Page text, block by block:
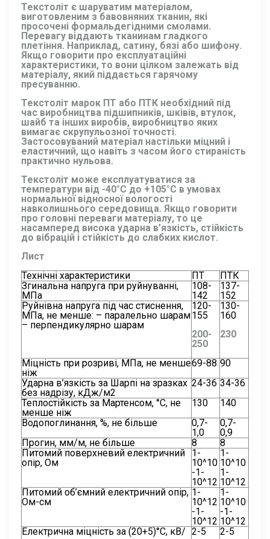
Текстоліт є шаруватим матеріалом,
виготовленим з бавовняних тканин, які
просочені формальдегідними смолами.
Перевагу віддають тканинам гладкого
плетіння. Наприклад, сатину, бязі або шифону.
Якщо говорити про експлуатаційні
характеристики, то вони цілком залежать від
матеріалу, який піддається гарячому
пресуванню.
Текстоліт марок ПТ або ПТК необхідний під
час виробництва підшипників, шківів, втулок,
шайб та інших виробів, виробництво яких
вимагає скрупульозної точності.
Застосовуваний матеріал настільки міцний і
еластичний, що навіть з часом його стираність
практично нульова.
Текстоліт може експлуатуватися за
температури від -40°С до +105°С в умовах
нормальної відносної вологості
навколишнього середовища. Якщо говорити
про головні переваги матеріалу, то це
насамперед висока ударна в’язкість, стійкість
до вібрацій і стійкість до слабких кислот.
Лист
Технічні характеристики
ПТ
ПТК
Згинальна напруга при руйнуванні,
МПа
108-
142
137-
152
Руйнівна напруга під час стиснення,
МПа, не менше: – паралельно шарам
– перпендикулярно шарам
120-
155
200-
250
130-
160
230
Міцність при розриві, МПа, не менше
ніж
69-88 90
Ударна в’язкість за Шарпі на зразках
без надрізу, кДж/м2
24-36 34-36
Теплостійкість за Мартенсом, °С, не
менше ніж
130
140
Водопоглинання, %, не більше
0,7-
1,0
0,7-
0,9
Прогин, мм/м, не більше
8
8
Питомий поверхневий електричний
опір, Ом
1-
10^10
-1-
10^12
1-
10^10
1-
10^12
Питомий об’ємний електричний опір,
Ом-см
1-
10^12
-1-
10^12
1-
10^10
-1-
10^12
Електрична міцність за (20+5)°С, кВ/ 2-5
2-5